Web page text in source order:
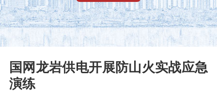
国网龙岩供电开展防山火实战应急
演练